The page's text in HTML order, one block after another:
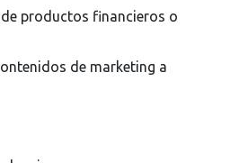
productos financieros o
de marketing a